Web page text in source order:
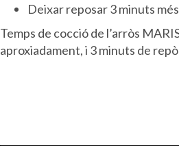
Deixar reposar 3 minuts
Temps de cocció de l’arròs
aproxiadament, i 3 minuts de